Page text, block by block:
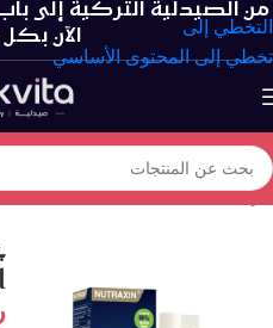
التخطي إلى
تخطي إلى المحتوى الأساسي
من الصيدلية التركية إلى
الآن
الرئيسية/العناية الشخصية/العناية